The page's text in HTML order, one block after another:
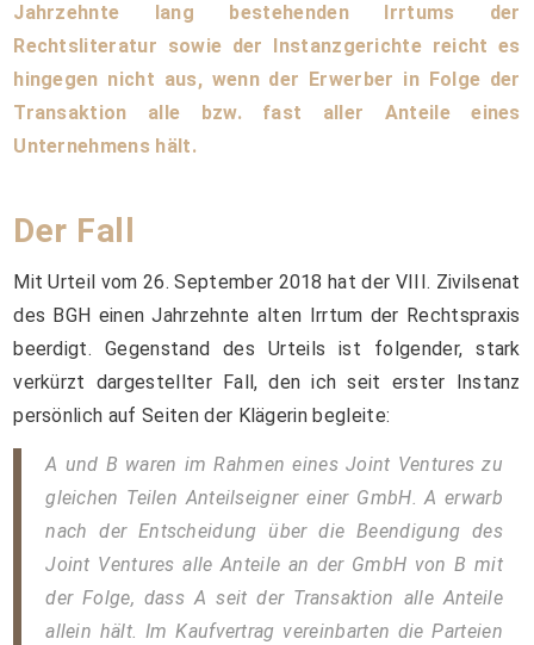
Jahrzehnte lang bestehenden Irrtums der
Rechtsliteratur sowie der Instanzgerichte reicht es
hingegen nicht aus, wenn der Erwerber in Folge der
Transaktion alle bzw. fast aller Anteile eines
Unternehmens hält.
Der Fall
Mit Urteil vom 26. September 2018 hat der VIII. Zivilsenat
des BGH einen Jahrzehnte alten Irrtum der Rechtspraxis
beerdigt. Gegenstand des Urteils ist folgender, stark
verkürzt dargestellter Fall, den ich seit erster Instanz
persönlich auf Seiten der Klägerin begleite:
A und B waren im Rahmen eines Joint Ventures zu
gleichen Teilen Anteilseigner einer GmbH. A erwarb
nach der Entscheidung über die Beendigung des
Joint Ventures alle Anteile an der GmbH von B mit
der Folge, dass A seit der Transaktion alle Anteile
allein hält. Im Kaufvertrag vereinbarten die Parteien